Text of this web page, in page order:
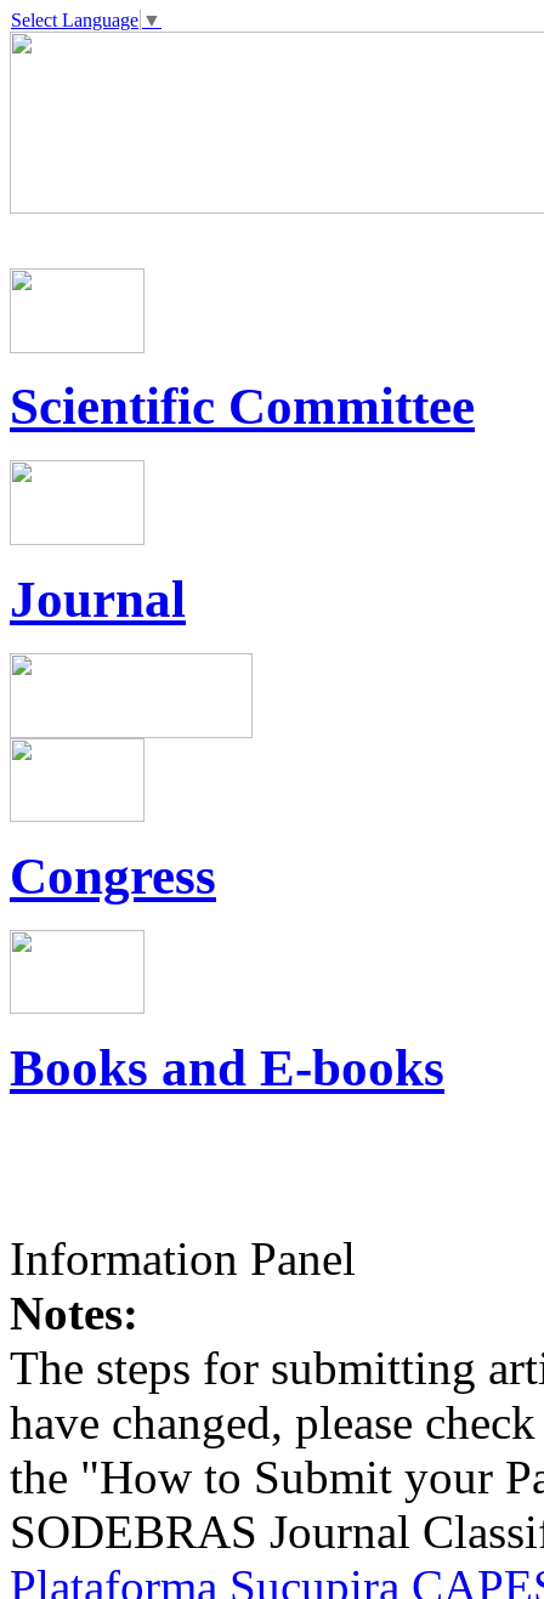
Select Language ▼
Scientific Committee
Journal
Congress
Books and E-books
Information Panel
Notes:
The steps for submitting
have changed, please
the "How to Submit your
SODEBRAS Journal
Plataforma Sucupira